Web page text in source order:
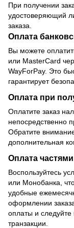
При получении
удостоверяющий
заказа.
Оплата
Вы можете
или MasterCard
WayForPay. Это
гарантирует
Оплата при
Оплатите заказ
непосредственно
Обратите
дополнительная
Оплата
Воспользуйтесь
или Монобанка,
удобные
оформлении
оплаты и
транзакции.